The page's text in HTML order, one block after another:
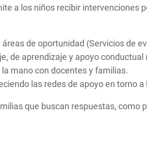
a los niños recibir intervenciones
de oportunidad (Servicios de
de aprendizaje y apoyo conductual
mano con docentes y familias.
las redes de apoyo en torno a
que buscan respuestas, como